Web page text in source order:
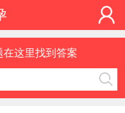
在这里找到答案